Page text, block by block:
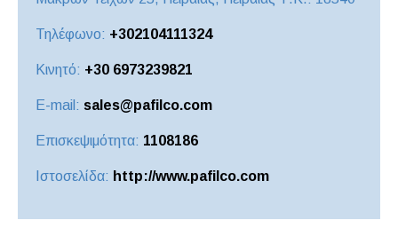
Τηλέφωνο: +302104111324
Κινητό: +30 6973239821
E-mail: sales@pafilco.com
Επισκεψιμότητα: 1108186
Ιστοσελίδα: http://www.pafilco.com